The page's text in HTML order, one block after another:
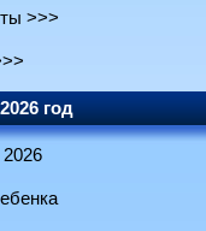
>>>
год